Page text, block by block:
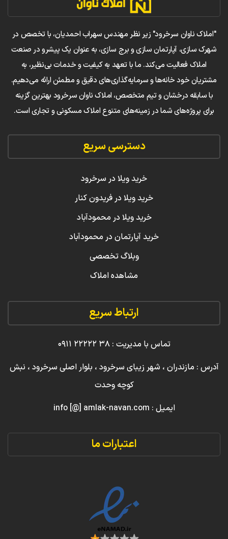
"املاک ناوان سرخرود" زیر نظر مهندس سهراب احمدیان، با تخصص در
شهرک سازی، آپارتمان سازی و برج سازی، به عنوان یک پیشرو در صنعت
املاک فعالیت می‌کند. ما با تعهد به کیفیت و خدمات بی‌نظیر، به
مشتریان خود خانه‌ها و سرمایه‌گذاری‌های دقیق و مطمئن ارائه می‌دهیم.
با سابقه درخشان و تیم متخصص، املاک ناوان سرخرود بهترین گزینه
برای پروژه‌های شما در زمینه‌های متنوع املاک مسکونی و تجاری است.
دسترسی سریع
خرید ویلا در سرخرود
خرید ویلا در فریدون کنار
خرید ویلا در محمودآباد
خرید آپارتمان در محمودآباد
وبلاگ تخصصی
مشاهده املاک
ارتباط سریع
تماس با مدیریت : ۳۸ ۲۲۲۲۲ ۰۹۱۱
آدرس : مازندران ، شهر زیبای سرخرود ، بلوار اصلی سرخرود ، نبش
کوچه وحدت
ایمیل : info [@] amlak-navan.com
اعتبارات ما